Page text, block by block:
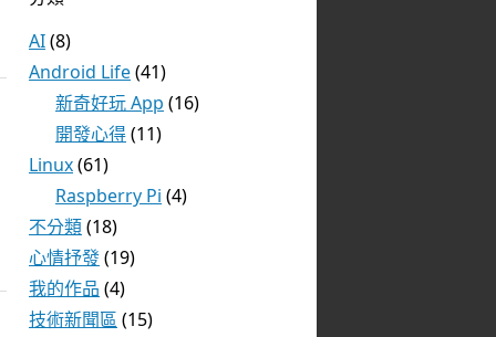
AI(8)
Android Life(41)
新奇好玩 App (16)
開發心得(11)
Linux(61)
Raspberry Pi (4)
不分類(18)
心情抒發(19)
我的作品 (4)
技術新聞區 (15)